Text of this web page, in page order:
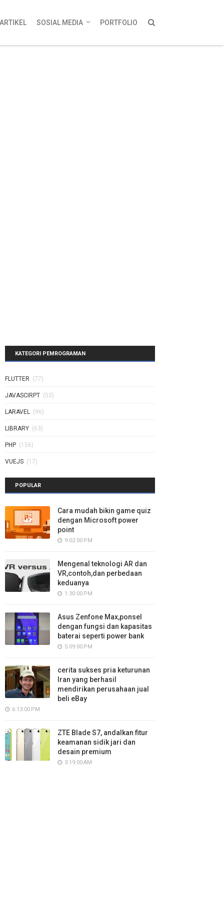
ARTIKEL SOSIAL MEDIA PORTFOLIO
KATEGORI PEMROGRAMAN
FLUTTER (77)
JAVASCIRPT (53)
LARAVEL (96)
LIBRARY (63)
PHP (156)
VUEJS (17)
POPULAR
Cara mudah bikin game quiz
dengan Microsoft power
point
9:02:00 PM
Mengenal teknologi AR dan
VR,contoh,dan perbedaan
keduanya
1:30:00 PM
Asus Zenfone Max,ponsel
dengan fungsi dan kapasitas
baterai seperti power bank
5:09:00 PM
cerita sukses pria keturunan
Iran yang berhasil
mendirikan perusahaan jual
beli eBay
6:13:00 PM
ZTE Blade S7, andalkan fitur
keamanan sidik jari dan
desain premium
3:19:00 AM